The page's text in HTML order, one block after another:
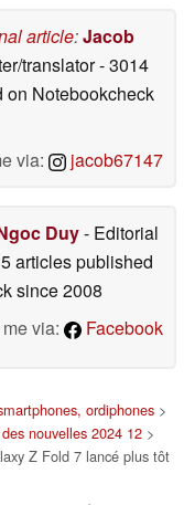
article:Jacob
translator- 3014
Notebookcheck
via:
jacob67147
Duy- Editorial
articles published
since 2008
via:
Facebook
ordiphones >
nouvelles 2024 12 >
Z Fold 7 lancé plus tôt